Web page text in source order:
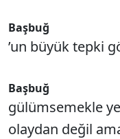
Başbuğ
’un büyük tepki
Başbuğ
gülümsemekle
olaydan değil